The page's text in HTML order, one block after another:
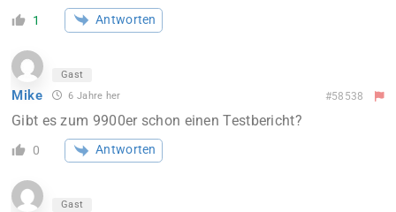
1 Antworten
Gast
Mike 6 Jahre her #58538
Gibt es zum 9900er schon einen Testbericht?
0 Antworten
Gast